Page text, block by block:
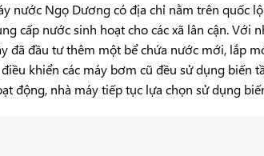
nước Ngọ Dương có địa chỉ nằm trên quốc
cấp nước sinh hoạt cho các xã lân cận. Với
đã đầu tư thêm một bể chứa nước mới, lắp
khiển các máy bơm cũ đều sử dụng biến
động, nhà máy tiếp tục lựa chọn sử dụng